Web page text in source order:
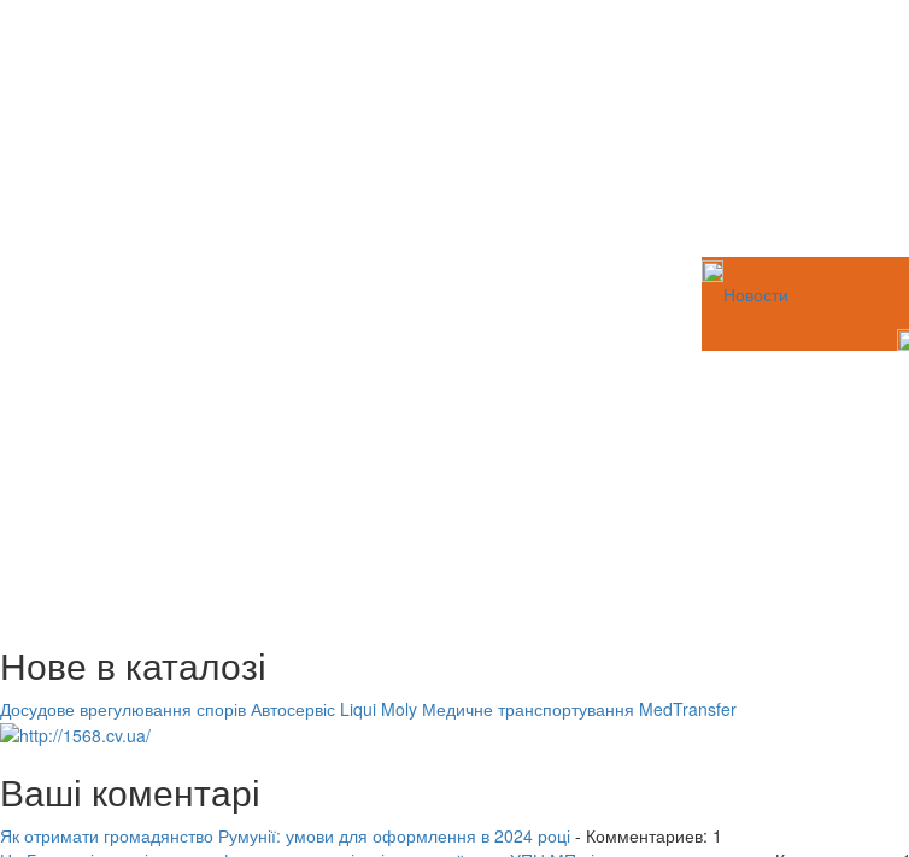
Новости
Нове в каталозі
Досудове врегулювання спорів Автосервіс Liqui Moly Медичне транспортування MedTransfer
Ваші коментарі
Як отримати громадянство Румунії: умови для оформлення в 2024 році - Комментариев: 1